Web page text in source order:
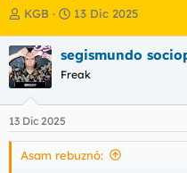
I
i
c
i
a
d
o
r
d
KGB
F
h
a
e
n
i
13 Dic 2025
segismundo
Freak
13 Dic 2025
Asam rebuznó: